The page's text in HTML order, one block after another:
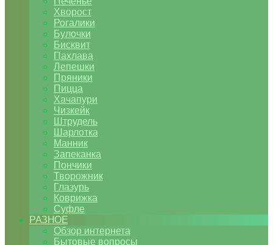
Хворост
Рогалики
Булочки
Бисквит
Пахлава
Лепешки
Пряники
Пицца
Хачапури
Чизкейк
Штрудель
Шарлотка
Манник
Запеканка
Пончики
Творожник
Глазурь
Коврижка
Суфле
РАЗНОЕ
Обзор интернета
Бытовые вопросы